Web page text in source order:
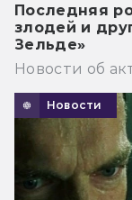
Последняя
злодей и
Зельде»
Новости об
Новости